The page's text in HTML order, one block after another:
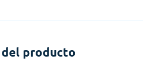
producto